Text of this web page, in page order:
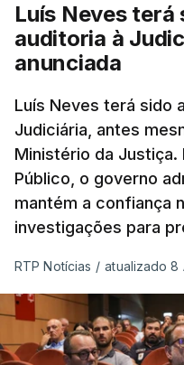
Luís Neves terá
auditoria à
anunciada
Luís Neves terá sido
Judiciária, antes
Ministério da
Público, o governo
mantém a confiança
investigações para
RTP Notícias / atualizado 8